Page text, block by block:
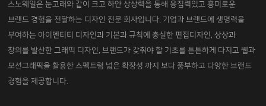
스노웨일은 눈고래와 같이 크고 하얀 상상력을 통해 응집력있고 흥미로운
브랜드 경험을 전달하는 디자인 전문 회사입니다. 기업과 브랜드에 생명력을
부여하는 아이덴티티 디자인과 기본과 규칙에 충실한 편집디자인, 상상과
창의를 발산한 그래픽 디자인, 브랜드가 갖춰야 할 기초를 튼튼하게 다지고 웹과
모션그래픽을 활용한 스펙트럼 넓은 확장성 까지 보다 풍부하고 다양한 브랜드
경험을 제공합니다.